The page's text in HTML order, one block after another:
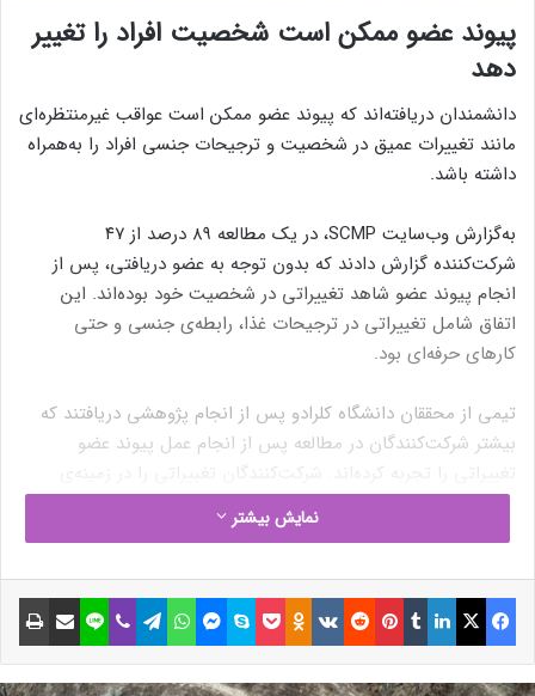
پیوند عضو ممکن است شخصیت افراد را تغییر
دهد
دانشمندان دریافته‌اند که پیوند عضو ممکن است عواقب غیرمنتظره‌ای
مانند تغییرات عمیق در شخصیت و ترجیحات جنسی افراد را به‌همراه
داشته باشد.
به‌گزارش وب‌سایت SCMP، در یک مطالعه ۸۹ درصد از ۴۷
شرکت‌کننده گزارش دادند که بدون توجه به عضو دریافتی، پس از
انجام پیوند عضو شاهد تغییراتی در شخصیت خود بوده‌اند. این
اتفاق شامل تغییراتی در ترجیحات غذا، رابطه‌ی جنسی و حتی
کارهای حرفه‌ای بود.
تیمی از محققان دانشگاه کلرادو پس از انجام پژوهشی دریافتند که
بیشتر شرکت‌کنندگان در مطالعه پس از انجام عمل پیوند عضو
تغییراتی را تجربه کرده‌اند. شرکت‌کنندگان تغییراتی را در زمینه‌ی
افزایش سازگاری جنسی و اجتماعی و همچنین بُعد معنوی یا مذهبی
خود گزارش کردند.
نمایش بیشتر
فیسبوک ایکس لینکداین تامبلر پینتریست Reddit
VKontakte
Odnoklassniki پاکت اسکایپ مسنجر واتس آپ تلگرام وایبر لاین اشتراک گذاری با ایمیل